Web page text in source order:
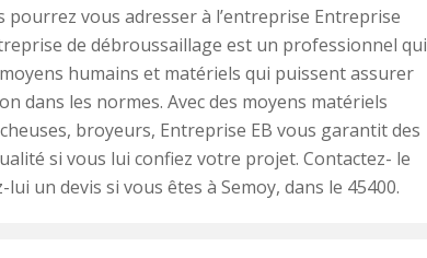
pourrez vous adresser à l’entreprise Entreprise
de débroussaillage est un professionnel qui
humains et matériels qui puissent assurer
dans les normes. Avec des moyens matériels
broyeurs, Entreprise EB vous garantit des
si vous lui confiez votre projet. Contactez- le
lui un devis si vous êtes à Semoy, dans le 45400.